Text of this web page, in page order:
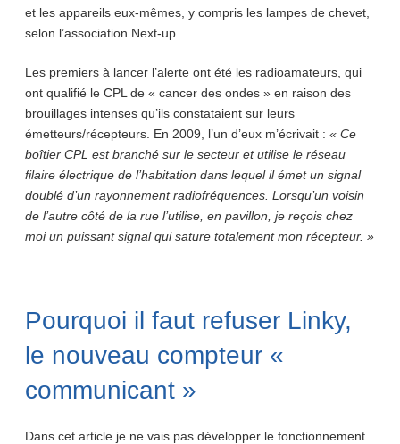
et les appareils eux-mêmes, y compris les lampes de chevet,
selon l’association Next-up.
Les premiers à lancer l’alerte ont été les radioamateurs, qui
ont qualifié le CPL de « cancer des ondes » en raison des
brouillages intenses qu’ils constataient sur leurs
émetteurs/récepteurs. En 2009, l’un d’eux m’écrivait : « Ce
boîtier CPL est branché sur le secteur et utilise le réseau
filaire électrique de l’habitation dans lequel il émet un signal
doublé d’un rayonnement radiofréquences. Lorsqu’un voisin
de l’autre côté de la rue l’utilise, en pavillon, je reçois chez
moi un puissant signal qui sature totalement mon récepteur. »
Pourquoi il faut refuser Linky,
le nouveau compteur «
communicant »
Dans cet article je ne vais pas développer le fonctionnement